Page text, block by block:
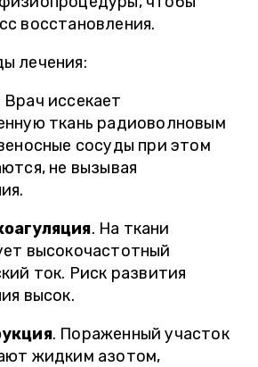
восстановления.
лечения:
Врач иссекает
ткань радиоволновым
сосуды при этом
не вызывая
. На ткани
высокочастотный
ток. Риск развития
высок.
. Пораженный участок
жидким азотом,